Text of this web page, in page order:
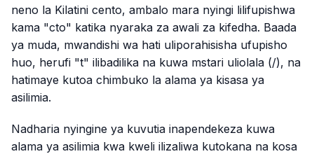
neno la Kilatini cento, ambalo mara nyingi lilifupishwa
kama "cto" katika nyaraka za awali za kifedha. Baada
ya muda, mwandishi wa hati uliporahisisha ufupisho
huo, herufi "t" ilibadilika na kuwa mstari uliolala (/), na
hatimaye kutoa chimbuko la alama ya kisasa ya
asilimia.
Nadharia nyingine ya kuvutia inapendekeza kuwa
alama ya asilimia kwa kweli ilizaliwa kutokana na kosa